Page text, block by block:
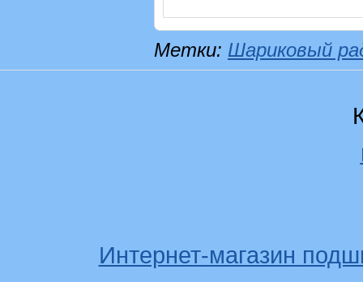
Метки: Шариковый
Интернет-магазин